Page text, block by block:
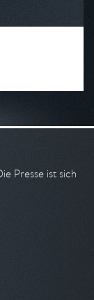
Presse ist sich